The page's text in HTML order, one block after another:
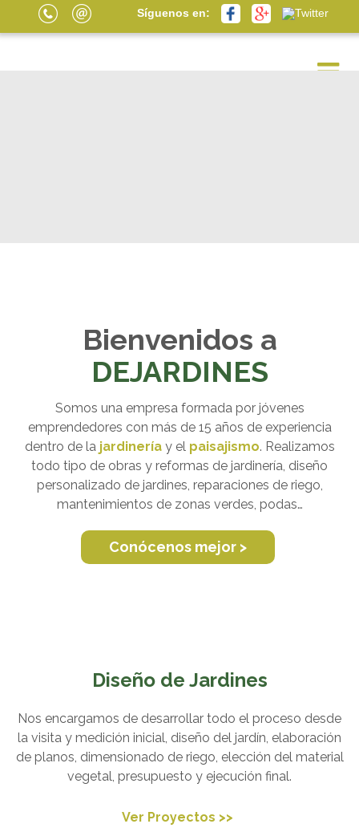
Síguenos en:
Bienvenidos a
DEJARDINES
Somos una empresa formada por jóvenes
emprendedores con más de 15 años de experiencia
dentro de la jardineríay el paisajismo. Realizamos
todo tipo de obras y reformas de jardinería, diseño
personalizado de jardines, reparaciones de riego,
mantenimientos de zonas verdes, podas…
Conócenos mejor >
Diseño de Jardines
Nos encargamos de desarrollar todo el proceso desde
la visita y medición inicial, diseño del jardín, elaboración
de planos, dimensionado de riego, elección del material
vegetal, presupuesto y ejecución final.
Ver Proyectos >>